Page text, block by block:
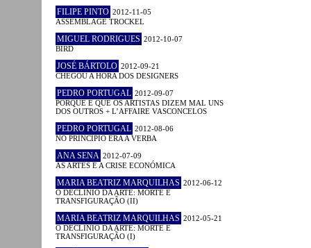
FILIPE PINTO 2012-11-05
ASSEMBLAGE TROCKEL
MIGUEL RODRIGUES 2012-10-07
BIRD
JOSÉ BÁRTOLO 2012-09-21
CHEGOU A HORA DOS DESIGNERS
PEDRO PORTUGAL 2012-09-07
PORQUE É QUE OS ARTISTAS DIZEM MAL UNS
DOS OUTROS + L’AFFAIRE VASCONCELOS
PEDRO PORTUGAL 2012-08-06
NO PRINCÍPIO ERA A VERBA
ANA SENA 2012-07-09
AS ARTES E A CRISE ECONÓMICA
MARIA BEATRIZ MARQUILHAS 2012-06-12
O DECLÍNIO DA ARTE: MORTE E
TRANSFIGURAÇÃO (II)
MARIA BEATRIZ MARQUILHAS 2012-05-21
O DECLÍNIO DA ARTE: MORTE E
TRANSFIGURAÇÃO (I)